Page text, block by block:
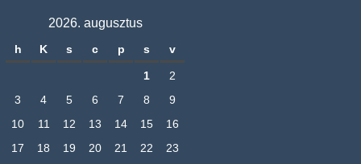
2026. augusztus
h K s c p s v
1
2
3
4 5 6 7 8
9
10
11 12 13 14 15
16
17
18 19 20 21 22
23